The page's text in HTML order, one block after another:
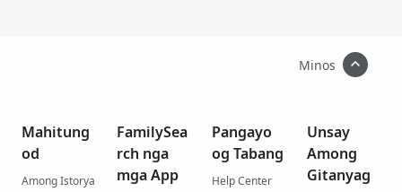
Minos
Mahitung
od
Among Istorya
FamilySea
rch nga
mga App
Pangayo
og Tabang
Help Center
Unsay
Among
Gitanyag